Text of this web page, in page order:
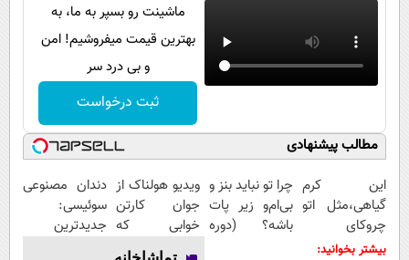
ماشینت رو بسپر به ما، به
بهترین قیمت میفروشیم! امن
و بی درد سر
ثبت درخواست
مطالب پیشنهادی
این کرم
گیاهی،مثل اتو
چروکای
پوستتوصاف
چرا تو نباید بنز و
بی‌ام‌و زیر پات
باشه؟ (دوره
ویدیو هولناک از
جوان کارتن
خوابی که
میلیاردر شد.
دندان مصنوعی
سوئیسی:
جدیدترین
بیشتر بخوانید: